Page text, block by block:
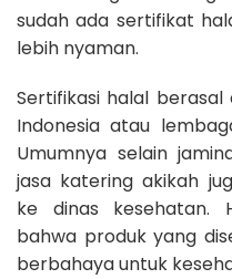
sudah ada sertifikat
lebih nyaman.
Sertifikasi halal berasal
Indonesia atau
Umumnya selain
jasa katering akikah
ke dinas kesehatan.
bahwa produk yang
berbahaya untuk